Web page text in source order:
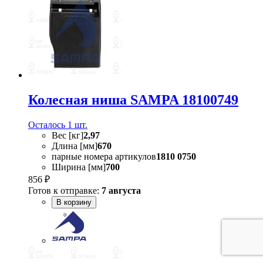
Колесная ниша SAMPA 18100749
Осталось 1 шт.
Вес [кг]2,97
Длина [мм]670
парные номера артикулов1810 0750
Ширина [мм]700
856 ₽
Готов к отправке: 7 августа
В корзину